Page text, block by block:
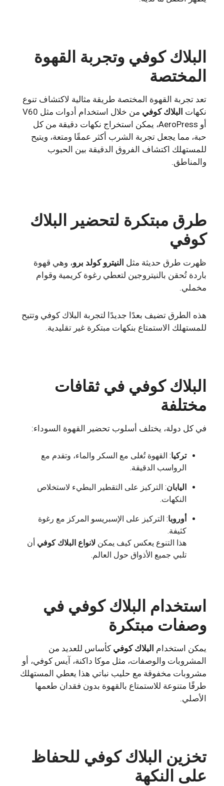
البلاك كوفي وتجربة القهوة
المختصة
تعد تجربة القهوة المختصة طريقة مثالية لاكتشاف تنوع
نكهات البلاك كوفي
من خلال استخدام أدوات مثل V60
أو AeroPress، يمكن استخراج نكهات دقيقة من كل
حبة، مما يجعل تجربة الشرب أكثر عمقًا ومتعة، ويتيح
للمستهلك اكتشاف الفروق الدقيقة بين الحبوب
والمناطق.
طرق مبتكرة لتحضير البلاك
كوفي
ظهرت طرق حديثة مثل النيترو كولد برو، وهي قهوة
باردة تُحقن بالنيتروجين لتعطي رغوة كريمية وقوام
مخملي.
هذه الطرق تضيف بعدًا جديدًا لتجربة البلاك كوفي وتتيح
للمستهلك الاستمتاع بنكهات مبتكرة غير تقليدية.
البلاك كوفي في ثقافات
مختلفة
في كل دولة، يختلف أسلوب تحضير القهوة السوداء:
تركيا: القهوة تُغلى مع السكر والماء، وتقدم مع
الرواسب الدقيقة.
اليابان: التركيز على التقطير البطيء لاستخلاص
النكهات.
أوروبا: التركيز على الإسبريسو المركز مع رغوة
كثيفة.
هذا التنوع يعكس كيف يمكن لانواع البلاك كوفي أن
تلبي جميع الأذواق حول العالم.
استخدام البلاك كوفي في
وصفات مبتكرة
يمكن استخدام البلاك كوفي كأساس للعديد من
المشروبات والوصفات، مثل موكا داكنة، آيس كوفي، أو
مشروبات مخفوقة مع حليب نباتي هذا يعطي المستهلك
طرقًا متنوعة للاستمتاع بالقهوة بدون فقدان طعمها
الأصلي.
تخزين البلاك كوفي للحفاظ
على النكهة